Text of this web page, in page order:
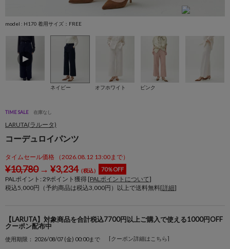
model : H170 着用サイズ：FREE
ネイビー オフホワイト ピンク
TIME SALE 在庫なし
LARUTA(ラルータ)
コーデュロイパンツ
タイムセール価格 （2026.08.12 13:00まで）
¥10,780→ ¥3,234（税込） 70％OFF
PALポイント: 29ポイント獲得 [PALポイントについて]
税込5,000円（予約商品は税込3,000円）以上で送料無料[詳細]
【LARUTA】対象商品を合計税込7700円以上ご購入で使える1000円OFF
クーポン配布中
使用期限： 2026/08/07 (金) 00:00まで [クーポン詳細はこちら]